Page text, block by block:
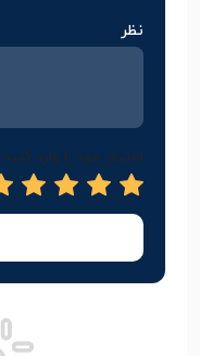
نظر
امتیاز خود را وارد کنید